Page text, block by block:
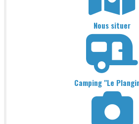
Nous situer
Camping "Le